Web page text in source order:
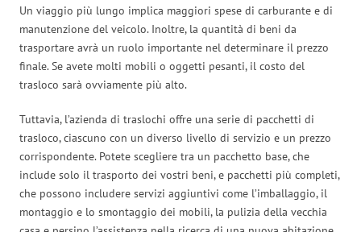
Un viaggio più lungo implica maggiori spese di carburante e di
manutenzione del veicolo. Inoltre, la quantità di beni da
trasportare avrà un ruolo importante nel determinare il prezzo
finale. Se avete molti mobili o oggetti pesanti, il costo del
trasloco sarà ovviamente più alto.
Tuttavia, l’azienda di traslochi offre una serie di pacchetti di
trasloco, ciascuno con un diverso livello di servizio e un prezzo
corrispondente. Potete scegliere tra un pacchetto base, che
include solo il trasporto dei vostri beni, e pacchetti più completi,
che possono includere servizi aggiuntivi come l’imballaggio, il
montaggio e lo smontaggio dei mobili, la pulizia della vecchia